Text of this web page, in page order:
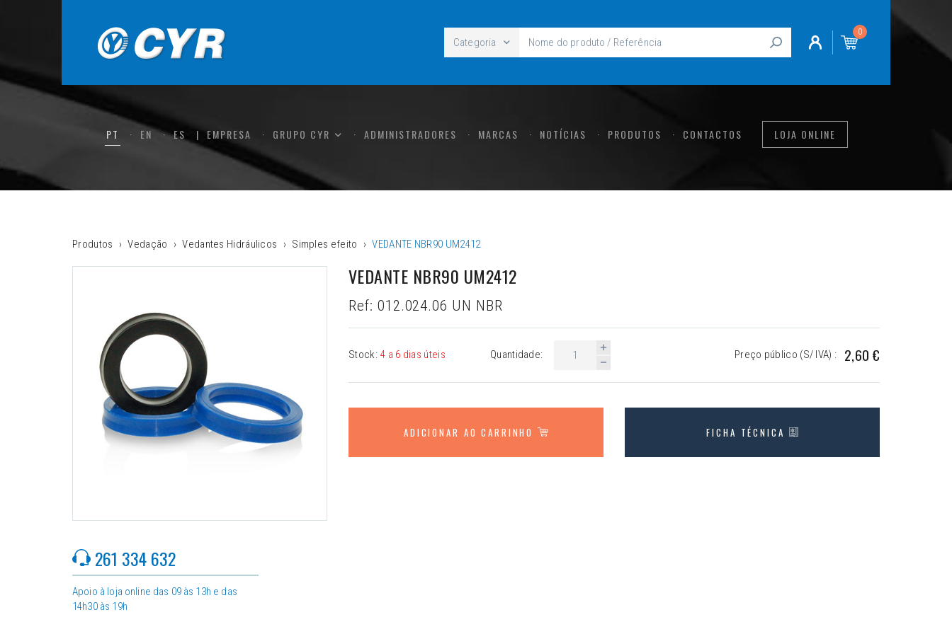
Categoria
0
PT EN ES EMPRESA GRUPO CYR ADMINISTRADORES MARCAS NOTÍCIAS PRODUTOS CONTACTOS LOJA ONLINE
Produtos Vedação Vedantes Hidráulicos Simples efeito VEDANTE NBR90 UM2412
VEDANTE NBR90 UM2412
Ref: 012.024.06 UN NBR
261 334 632
Apoio à loja online das 09 às 13h e das
14h30 às 19h
Stock: 4 a 6 dias úteis Quantidade: Preço público (S/ IVA) : 2,60 €
ADICIONAR AO CARRINHO FICHA TÉCNICA